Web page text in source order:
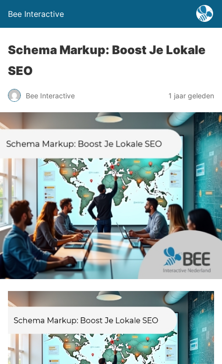
Bee Interactive
Schema Markup: Boost Je Lokale
SEO
Bee Interactive 1 jaar geleden